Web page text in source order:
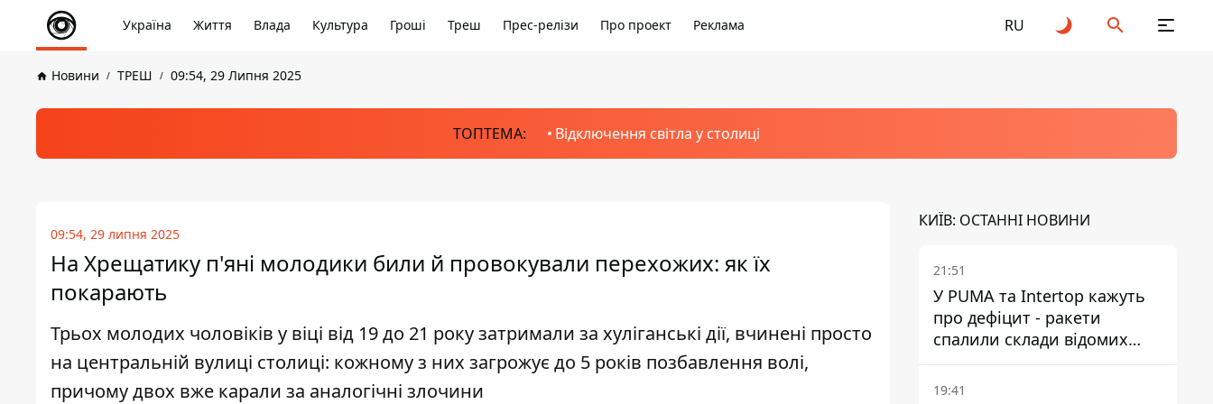
Україна Життя Влада Культура Гроші Треш Прес-релізи Про проект Реклама RU
Новини ТРЕШ 09:54, 29 Липня 2025
ТОПТЕМА: Відключення світла у столиці
09:54, 29 липня 2025
На Хрещатику п'яні молодики били й провокували перехожих: як їх
покарають
Трьох молодих чоловіків у віці від 19 до 21 року затримали за хуліганські дії, вчинені просто
на центральній вулиці столиці: кожному з них загрожує до 5 років позбавлення волі,
причому двох вже карали за аналогічні злочини
КИЇВ: ОСТАННІ НОВИНИ
21:51
У PUMA та Intertop кажуть
про дефіцит - ракети
спалили склади відомих
брендів
19:41